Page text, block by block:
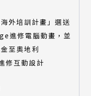
外培訓計畫」選送
進修電腦動畫，並
至奧地利
互動設計